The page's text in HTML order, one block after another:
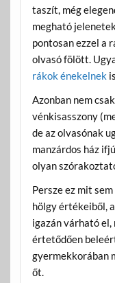
taszít, még
megható
pontosan ezzel a
olvasó fölött.
rákok énekelnek
Azonban nem
vénkisasszony
de az olvasónak
manzárdos ház
olyan
Persze ez mit
hölgy értékeiből,
igazán várható
értetődően
gyermekkorában
őt.